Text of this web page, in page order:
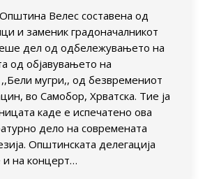
Велес составена од
и заменик градоначалникот
дел од одбележувањето на
од објавувањето на
,,Бели мугри,, од безвремениот
во Самобор, Хрватска. Тие ја
каде е испечатено ова
дело на современата
Општинската делегација
и на концерт…